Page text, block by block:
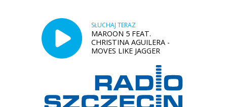
SŁUCHAJ TERAZ
MAROON 5 FEAT.
CHRISTINA AGUILERA -
MOVES LIKE JAGGER